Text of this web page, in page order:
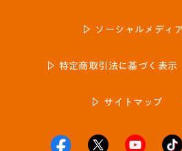
ソーシャルメディ
特定商取引法に基づく表示
サイトマップ